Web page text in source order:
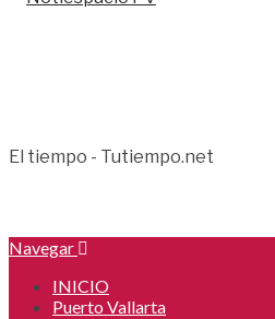
El tiempo - Tutiempo.net
Navegar
INICIO
Puerto Vallarta